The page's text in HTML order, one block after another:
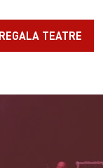
REGALA TEATRE